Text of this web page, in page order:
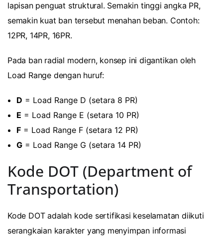
lapisan penguat struktural. Semakin tinggi angka PR,
semakin kuat ban tersebut menahan beban. Contoh:
12PR, 14PR, 16PR.
Pada ban radial modern, konsep ini digantikan oleh
Load Range dengan huruf:
D = Load Range D (setara 8 PR)
E = Load Range E (setara 10 PR)
F = Load Range F (setara 12 PR)
G = Load Range G (setara 14 PR)
Kode DOT (Department of
Transportation)
Kode DOT adalah kode sertifikasi keselamatan diikuti
serangkaian karakter yang menyimpan informasi